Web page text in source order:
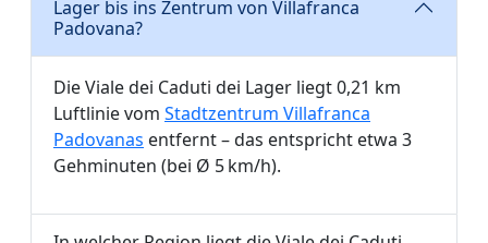
Lager bis ins Zentrum von Villafranca
Padovana?
Die Viale dei Caduti dei Lager liegt 0,21 km
Luftlinie vom Stadtzentrum Villafranca
Padovanas entfernt – das entspricht etwa 3
Gehminuten (bei Ø 5 km/h).